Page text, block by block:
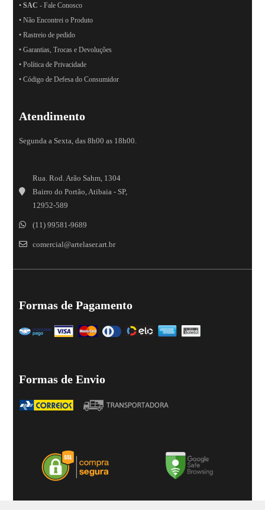
•SAC - Fale Conosco
• Não Encontrei o Produto
• Rastreio de pedido
• Garantias, Trocas e Devoluções
• Política de Privacidade
• Código de Defesa do Consumidor
Atendimento
Segunda a Sexta, das 8h00 as 18h00.
Rua. Rod. Arão Sahm, 1304
Bairro do Portão, Atibaia - SP,
12952-589
(11) 99581-9689
comercial@artelaser.art.br
Formas de Pagamento
Formas de Envio